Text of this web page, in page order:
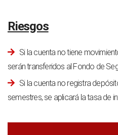
Riesgos
Si la cuenta no tiene
serán transferidos al Fondo de
Si la cuenta no registra
semestres, se aplicará la tasa de